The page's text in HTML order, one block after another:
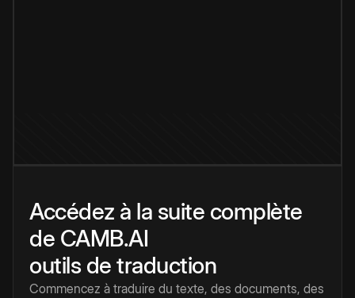
Accédez à la suite complète
de CAMB.AI
outils de traduction
Commencez à traduire du texte, des documents, des